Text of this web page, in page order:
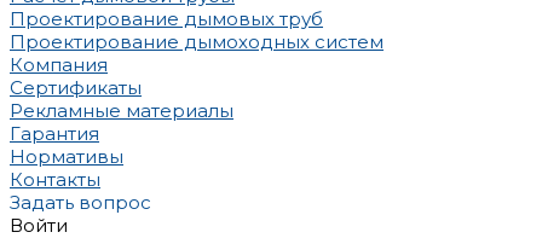
Проектирование дымовых труб
Проектирование дымоходных систем
Компания
Сертификаты
Рекламные материалы
Гарантия
Нормативы
Контакты
Задать вопрос
Войти